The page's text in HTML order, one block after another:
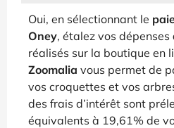
Oui, en sélectionnant le
Oney, étalez vos dépenses
réalisés sur la boutique en
Zoomalia vous permet de
vos croquettes et vos
des frais d’intérêt sont
équivalents à 19,61% de